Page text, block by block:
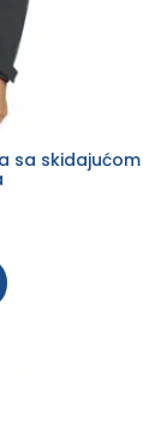
sa skidajućom